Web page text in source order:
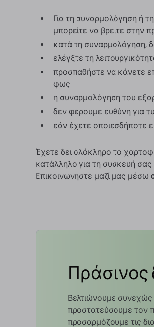
Για τη συναρμολόγηση ή
μπορείτε να βρείτε στην
κατά τη συναρμολόγηση,
ελέγξτε τη
προσπαθήστε να κάνετε
φως
η συναρμολόγηση του
δεν φέρουμε ευθύνη για
εάν έχετε οποιεσδήποτε
Έχετε δει ολόκληρο το
κατάλληλο για τη συσκευή
Επικοινωνήστε μαζί μας μέσω
Πράσινος
Βελτιώνουμε
προστατεύσουμε τον
προσαρμόζουμε τις